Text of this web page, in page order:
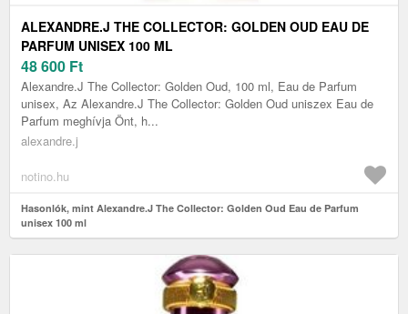
ALEXANDRE.J THE COLLECTOR: GOLDEN OUD EAU DE
PARFUM UNISEX 100 ML
48 600 Ft
Alexandre.J The Collector: Golden Oud, 100 ml, Eau de Parfum
unisex, Az Alexandre.J The Collector: Golden Oud uniszex Eau de
Parfum meghívja Önt, h...
alexandre.j
notino.hu
Hasonlók, mint Alexandre.J The Collector: Golden Oud Eau de Parfum
unisex 100 ml